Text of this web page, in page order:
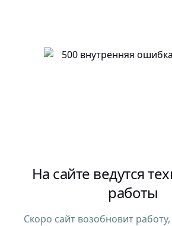
На сайте ведутся
работы
Скоро сайт возобновит